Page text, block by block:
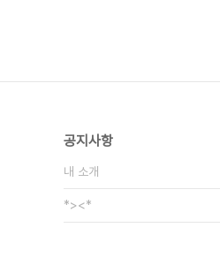
공지사항
내 소개
*><*